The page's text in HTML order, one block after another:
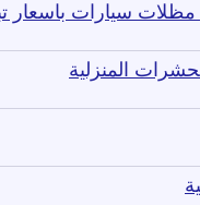
باسعار تبدا من 90
المنزلية